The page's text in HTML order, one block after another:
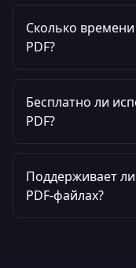
Сколько
PDF?
Бесплатно ли
PDF?
Поддерживает
PDF-файлах?